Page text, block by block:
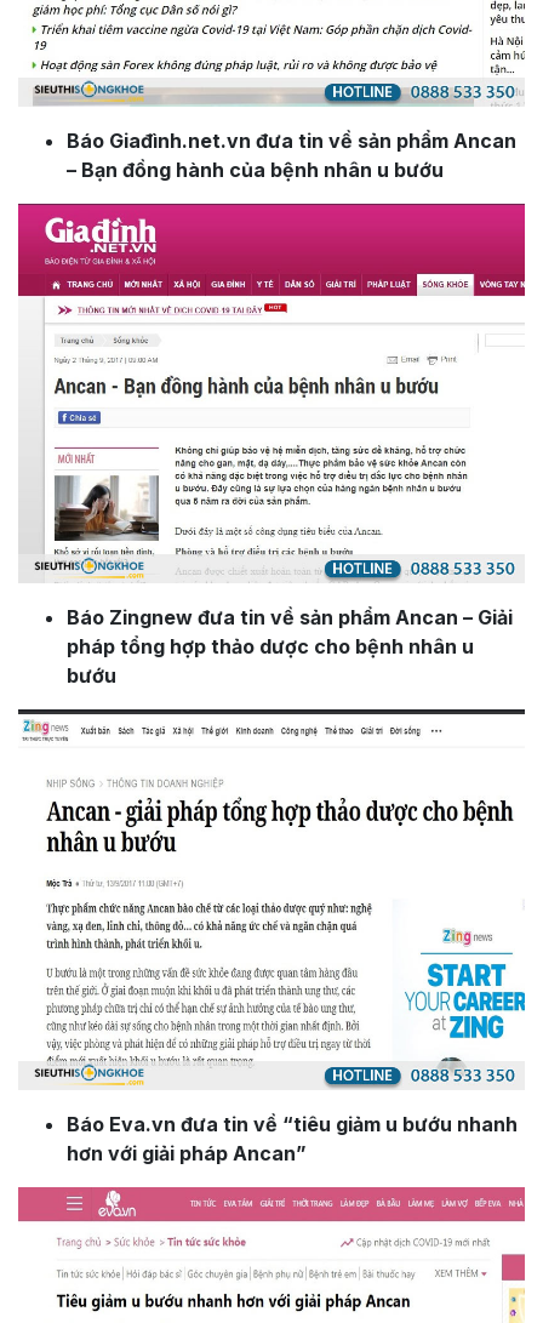
Báo Giađình.net.vn đưa tin về sản phẩm Ancan
– Bạn đồng hành của bệnh nhân u bướu
Báo Zingnew đưa tin về sản phẩm Ancan – Giải
pháp tổng hợp thảo dược cho bệnh nhân u
bướu
Báo Eva.vn đưa tin về “tiêu giảm u bướu nhanh
hơn với giải pháp Ancan”